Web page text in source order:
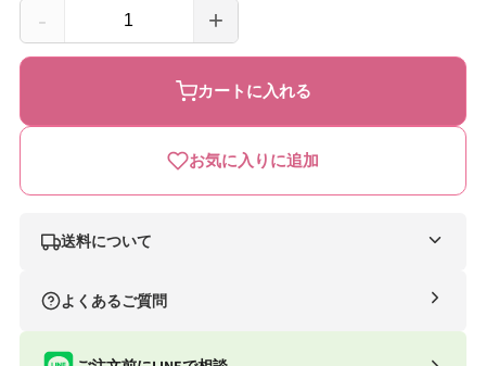
MOOMIN
BABY
ー
ン
マ
チ
-
MOOMIN
BABY
ム
ー
ミ
ン
+
カートに入れる
お気に入りに追加
送料について
条件
合計8,801円以上
よくあるご質問